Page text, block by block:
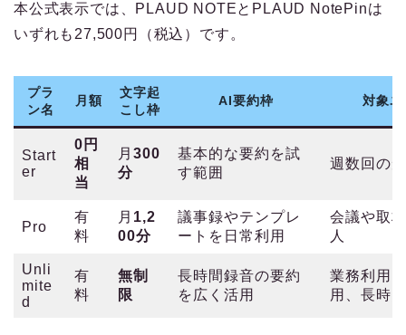
本公式表示では、PLAUD NOTEとPLAUD NotePinは
いずれも27,500円（税込）です。
プラ
ン名
月額
文字起
こし枠
AI要約枠 対象
Start
er
0円
相
当
月 300
分
基本的な要約を試
す範囲
週数回の
Pro
有
料
月 1,2
00分
議事録やテンプレ
ートを日常利用
会議や取
人
Unli
mite
d
有
料
無制
限
長時間録音の要約
を広く活用
業務利用
用、長時